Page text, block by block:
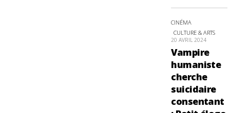
CINÉMA
CULTURE & ARTS
20 AVRIL 2024
Vampire
humaniste
cherche
suicidaire
consentant